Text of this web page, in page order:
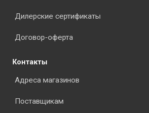
Дилерские сертификаты
Договор-оферта
Контакты
Адреса магазинов
Поставщикам